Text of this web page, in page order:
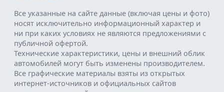
Все указанные на сайте данные (включая цены и фото)
носят исключительно информационный характер и
ни при каких условиях не являются предложениями с
публичной офертой.
Технические характеристики, цены и внешний облик
автомобилей могут быть изменены производителем.
Все графические материалы взяты из открытых
интернет-источников и официальных сайтов